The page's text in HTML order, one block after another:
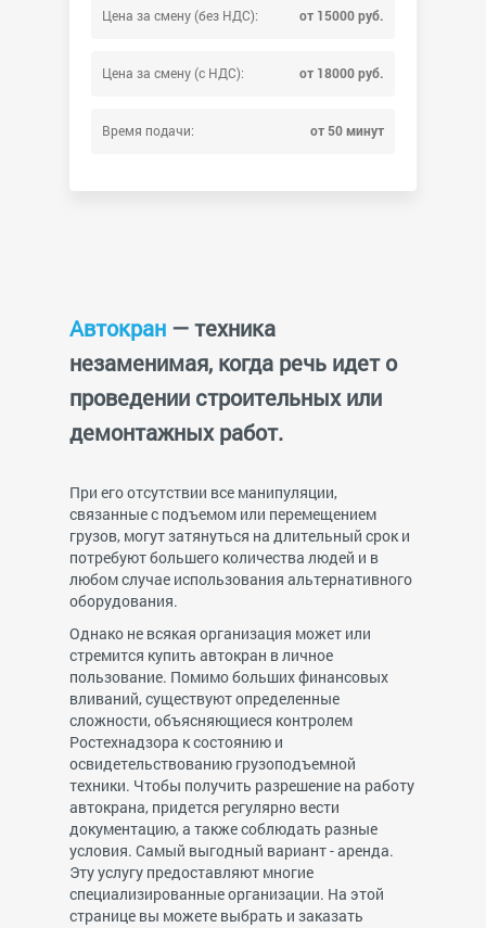
Цена за смену (без НДС): от 15000 руб.
Цена за смену (с НДС): от 18000 руб.
Время подачи: от 50 минут
Автокран — техника
незаменимая, когда речь идет о
проведении строительных или
демонтажных работ.
При его отсутствии все манипуляции,
связанные с подъемом или перемещением
грузов, могут затянуться на длительный срок и
потребуют большего количества людей и в
любом случае использования альтернативного
оборудования.
Однако не всякая организация может или
стремится купить автокран в личное
пользование. Помимо больших финансовых
вливаний, существуют определенные
сложности, объясняющиеся контролем
Ростехнадзора к состоянию и
освидетельствованию грузоподъемной
техники. Чтобы получить разрешение на работу
автокрана, придется регулярно вести
документацию, а также соблюдать разные
условия. Самый выгодный вариант - аренда.
Эту услугу предоставляют многие
специализированные организации. На этой
странице вы можете выбрать и заказать